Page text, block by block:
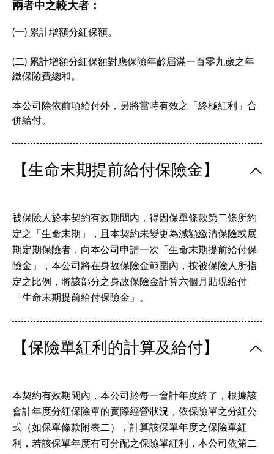
兩者中之較大者：
(一) 累計增額分紅保額。
(二) 累計增額分紅保額對應保險年齡屆滿一百零九歲之年
繳保險費總和。
本公司除依前項給付外，另將當時有效之「終極紅利」合
併給付。
【生命末期提前給付保險金】
被保險人於本契約有效期間內，得因保單條款第二條所約
定之「生命末期」，且本契約未變更為減額繳清保險或展
期定期保險者，向本公司申請一次「生命末期提前給付保
險金」，本公司將在身故保險金範圍內，按被保險人所指
定之比例，將該部分之身故保險金計算六個月貼現給付
「生命末期提前給付保險金」。
【保險單紅利的計算及給付】
本契約有效期間內，本公司於每一會計年度終了，根據該
會計年度分紅保險單的實際經營狀況，依保險單之分紅公
式（如保單條款附表二），計算該保單年度之保險單紅
利，若該保單年度有可分配之保險單紅利，本公司依第二